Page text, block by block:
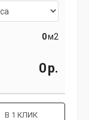
м2
р.
В 1 КЛИК